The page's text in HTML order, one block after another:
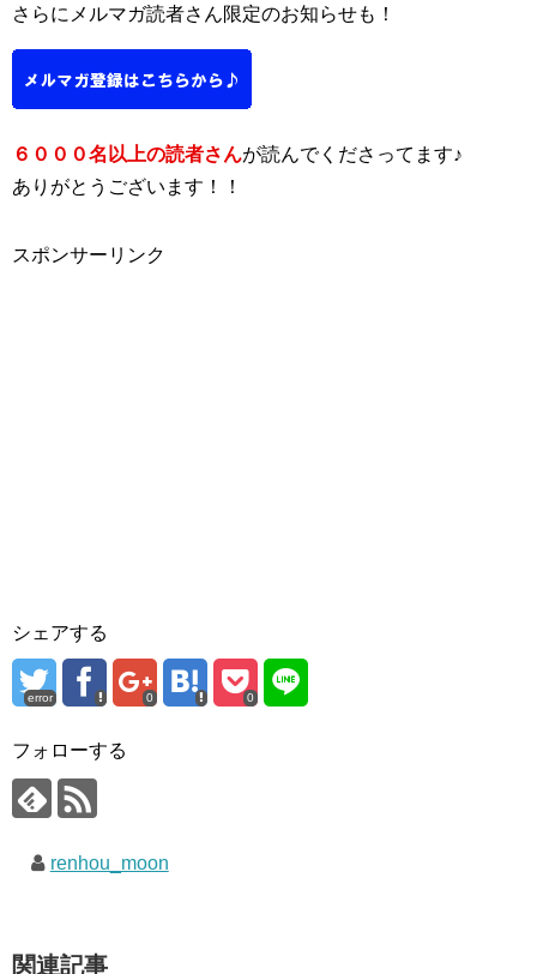
さらにメルマガ読者さん限定のお知らせも！
６０００名以上の読者さんが読んでくださってます♪
ありがとうございます！！
スポンサーリンク
シェアする
error 0 0
フォローする
renhou_moon
関連記事